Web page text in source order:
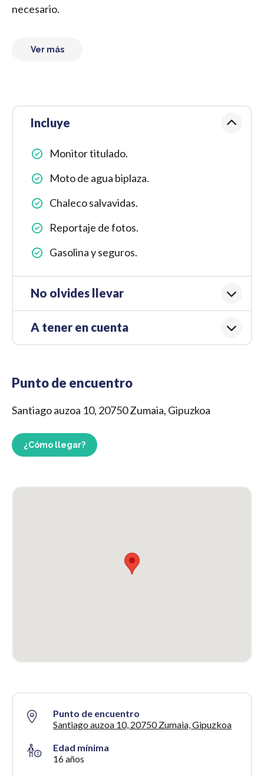
necesario.
Ver más
Incluye
Monitor titulado.
Moto de agua biplaza.
Chaleco salvavidas.
Reportaje de fotos.
Gasolina y seguros.
No olvides llevar
A tener en cuenta
Punto de encuentro
Santiago auzoa 10, 20750 Zumaia, Gipuzkoa
¿Cómo llegar?
Punto de encuentro
Santiago auzoa 10, 20750 Zumaia, Gipuzkoa
Edad mínima
16 años